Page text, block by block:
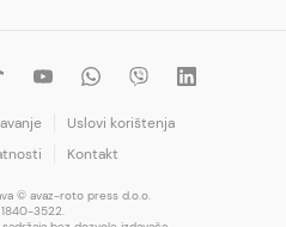
Uslovi korištenja
Kontakt
© avaz-roto press d.o.o.
1840-3522.